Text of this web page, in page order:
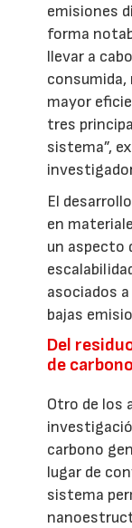
emisiones
forma
llevar a
mayor
tres
sistema”,
El
en
un aspecto
asociados
bajas
Del
de carbono
Otro de los
carbono
lugar de
sistema